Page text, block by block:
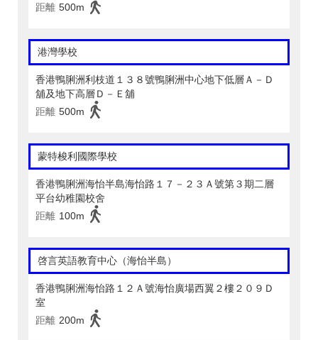
距離 500m
港灣學校
香港鴨脷洲利枝道１３８號鴨脷洲中心地下低層Ａ－Ｄ
舖及地下高層Ｄ－Ｅ舖
距離 500m
蒙特梭利國際學校
香港鴨脷洲海怡半島海怡路１７－２３Ａ號第３期二層
平台幼稚園校舍
距離 100m
啓言英語教育中心（海怡半島）
香港鴨脷洲海怡路１２Ａ號海怡廣場西翼２樓２０９Ｄ
室
距離 200m